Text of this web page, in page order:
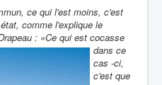
ce qui l'est moins, c'est
comme l'explique le
: «Ce qui est cocasse
dans ce
cas -ci,
c'est que